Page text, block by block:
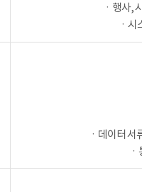
ㆍ행사,
ㆍ시
ㆍ데이터 서